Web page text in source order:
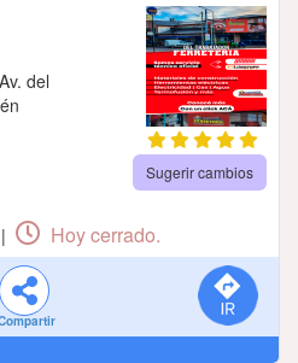
del
Sugerir cambios
| Hoy cerrado.